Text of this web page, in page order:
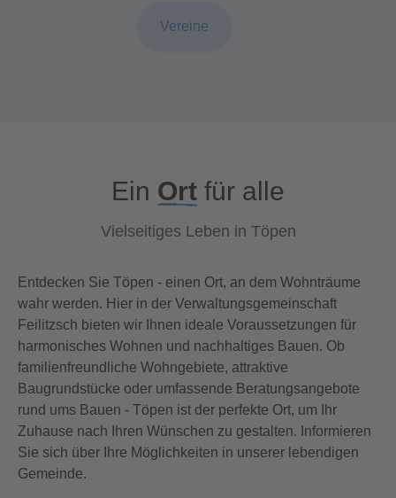
Vereine
Ein Ort für alle
Vielseitiges Leben in Töpen
Entdecken Sie Töpen - einen Ort, an dem Wohnträume
wahr werden. Hier in der Verwaltungsgemeinschaft
Feilitzsch bieten wir Ihnen ideale Voraussetzungen für
harmonisches Wohnen und nachhaltiges Bauen. Ob
familienfreundliche Wohngebiete, attraktive
Baugrundstücke oder umfassende Beratungsangebote
rund ums Bauen - Töpen ist der perfekte Ort, um Ihr
Zuhause nach Ihren Wünschen zu gestalten. Informieren
Sie sich über Ihre Möglichkeiten in unserer lebendigen
Gemeinde.